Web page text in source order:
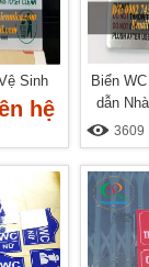
Sinh
hệ
Biển
dẫn
3609